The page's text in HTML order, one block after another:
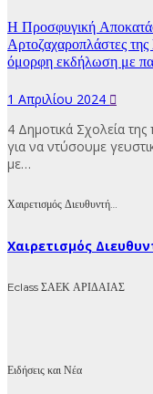
Η Προσφυγική
Αρτοζαχαροπλάστες
όμορφη εκδήλωση με
1 Απριλίου 2024
4 Δημοτικά Σχολεία
για να ντύσουμε
με…
Χαιρετισμός Διευθυντή…
Χαιρετισμός
Eclass ΣΑΕΚ ΑΡΙΔΑΙΑΣ
Ειδήσεις και Νέα